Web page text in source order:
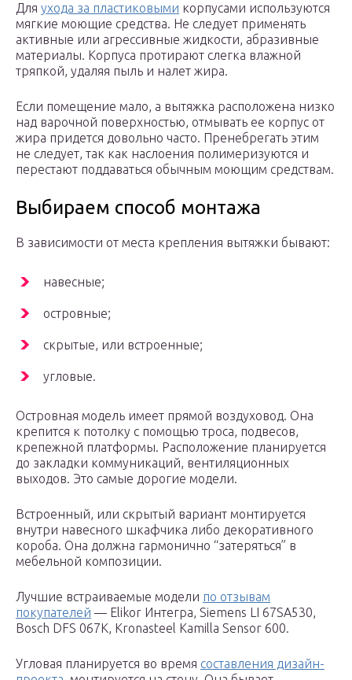
Для ухода за пластиковыми корпусами используются
мягкие моющие средства. Не следует применять
активные или агрессивные жидкости, абразивные
материалы. Корпуса протирают слегка влажной
тряпкой, удаляя пыль и налет жира.
Если помещение мало, а вытяжка расположена низко
над варочной поверхностью, отмывать ее корпус от
жира придется довольно часто. Пренебрегать этим
не следует, так как наслоения полимеризуются и
перестают поддаваться обычным моющим средствам.
Выбираем способ монтажа
В зависимости от места крепления вытяжки бывают:
навесные;
островные;
скрытые, или встроенные;
угловые.
Островная модель имеет прямой воздуховод. Она
крепится к потолку с помощью троса, подвесов,
крепежной платформы. Расположение планируется
до закладки коммуникаций, вентиляционных
выходов. Это самые дорогие модели.
Встроенный, или скрытый вариант монтируется
внутри навесного шкафчика либо декоративного
короба. Она должна гармонично “затеряться” в
мебельной композиции.
Лучшие встраиваемые модели по отзывам
покупателей — Elikor Интегра, Siemens LI 67SA530,
Bosch DFS 067K, Kronasteel Kamilla Sensor 600.
Угловая планируется во время составления дизайн-